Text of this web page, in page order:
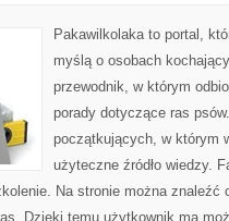
Pakawilkolaka to portal,
myślą o osobach
przewodnik, w którym
porady dotyczące ras
początkujących, w którym
użyteczne źródło wiedzy.
Na stronie można znaleźć
Dzięki temu użytkownik ma